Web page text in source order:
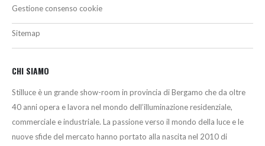
Gestione consenso cookie
Sitemap
CHI SIAMO
Stilluce è un grande show-room in provincia di Bergamo che da oltre
40 anni opera e lavora nel mondo dell’illuminazione residenziale,
commerciale e industriale. La passione verso il mondo della luce e le
nuove sfide del mercato hanno portato alla nascita nel 2010 di